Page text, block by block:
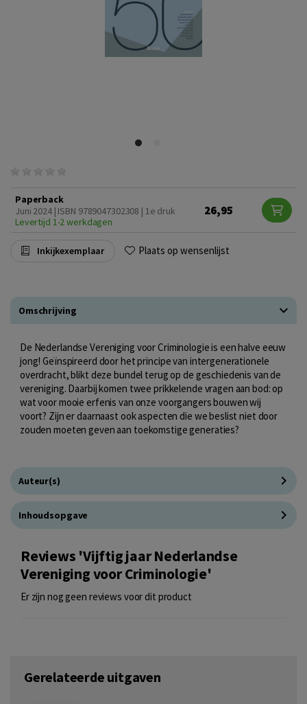
Paperback
Juni 2024 | ISBN 9789047302308 | 1e druk
Levertijd 1-2 werkdagen
26,95
Inkijkexemplaar Plaats op wensenlijst
Omschrijving
De Nederlandse Vereniging voor Criminologie is een halve eeuw
jong! Geïnspireerd door het principe van intergenerationele
overdracht, blikt deze bundel terug op de geschiedenis van de
vereniging. Daarbij komen twee prikkelende vragen aan bod: op
wat voor mooie erfenis van onze voorgangers bouwen wij
voort? Zijn er daarnaast ook aspecten die we beslist niet door
zouden moeten geven aan toekomstige generaties?
Auteur(s)
Inhoudsopgave
Reviews 'Vijftig jaar Nederlandse
Vereniging voor Criminologie'
Er zijn nog geen reviews voor dit product
Gerelateerde uitgaven